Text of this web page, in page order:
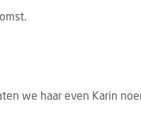
we haar even Karin